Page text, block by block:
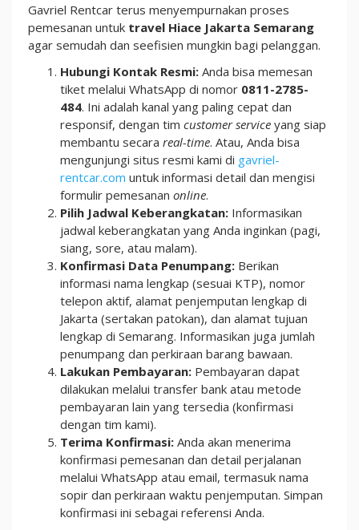
Gavriel Rentcar terus menyempurnakan proses
pemesanan untuk travel Hiace Jakarta Semarang
agar semudah dan seefisien mungkin bagi pelanggan.
Hubungi Kontak Resmi: Anda bisa memesan
tiket melalui WhatsApp di nomor 0811-2785-
484. Ini adalah kanal yang paling cepat dan
responsif, dengan tim customer service yang siap
membantu secara real-time. Atau, Anda bisa
mengunjungi situs resmi kami di gavriel-
rentcar.com untuk informasi detail dan mengisi
formulir pemesanan online.
Pilih Jadwal Keberangkatan: Informasikan
jadwal keberangkatan yang Anda inginkan (pagi,
siang, sore, atau malam).
Konfirmasi Data Penumpang: Berikan
informasi nama lengkap (sesuai KTP), nomor
telepon aktif, alamat penjemputan lengkap di
Jakarta (sertakan patokan), dan alamat tujuan
lengkap di Semarang. Informasikan juga jumlah
penumpang dan perkiraan barang bawaan.
Lakukan Pembayaran: Pembayaran dapat
dilakukan melalui transfer bank atau metode
pembayaran lain yang tersedia (konfirmasi
dengan tim kami).
Terima Konfirmasi: Anda akan menerima
konfirmasi pemesanan dan detail perjalanan
melalui WhatsApp atau email, termasuk nama
sopir dan perkiraan waktu penjemputan. Simpan
konfirmasi ini sebagai referensi Anda.